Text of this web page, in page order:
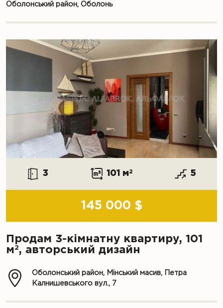
Оболонський район, Оболонь
3 101 м2 5
145 000 $
Продам 3-кімнатну квартиру, 101
м2, авторський дизайн
Оболонський район, Мінський масив, Петра
Калнишевського вул., 7